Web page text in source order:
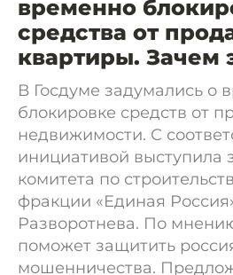
временно
средства от
квартиры. Зачем
В Госдуме задумались о
блокировке средств от
недвижимости. С
инициативой выступила
комитета по
фракции «Единая
Разворотнева. По
поможет защитить
мошенничества.